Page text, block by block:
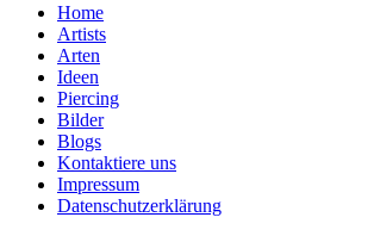
Home
Artists
Arten
Ideen
Piercing
Bilder
Blogs
Kontaktiere uns
Impressum
Datenschutzerklärung